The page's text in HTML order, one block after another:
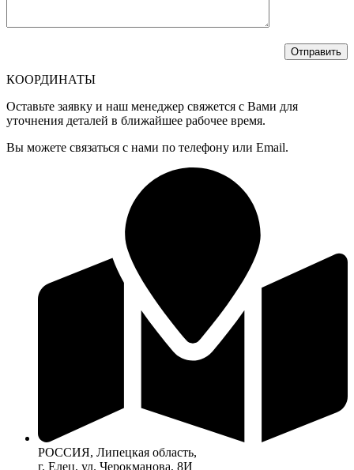
КООРДИНАТЫ
Оставьте заявку и наш менеджер свяжется с Вами для
уточнения деталей в ближайшее рабочее время.
Вы можете связаться с нами по телефону или Email.
РОССИЯ, Липецкая область,
г. Елец, ул. Черокманова, 8И